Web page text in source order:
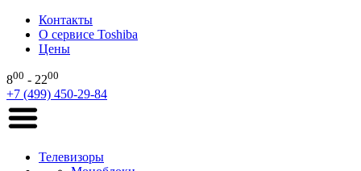
Контакты
О сервисе Toshiba
Цены
800 - 2200
+7 (499) 450-29-84
Телевизоры